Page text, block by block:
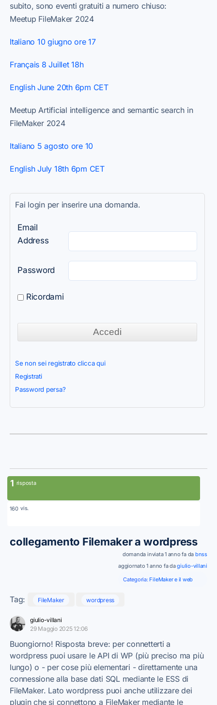
subito, sono eventi gratuiti a numero chiuso:
Meetup FileMaker 2024
Italiano 10 giugno ore 17
Français 8 Juillet 18h
English June 20th 6pm CET
Meetup Artificial intelligence and semantic search in
FileMaker 2024
Italiano 5 agosto ore 10
English July 18th 6pm CET
Fai login per inserire una domanda.
Email
Address
Password
Ricordami
Se non sei registrato clicca qui
Registrati
Password persa?
1 risposta
160 vis.
collegamento Filemaker a wordpress
domanda inviata 1 anno fa da bnss
aggiornato 1 anno fa dagiulio-villani
Categoria: FileMaker e il web
Tag: FileMaker wordpress
giulio-villani
29 Maggio 2025 12:06
Buongiorno! Risposta breve: per connetterti a
wordpress puoi usare le API di WP (più preciso ma più
lungo) o - per cose più elementari - direttamente una
connessione alla base dati SQL mediante le ESS di
FileMaker. Lato wordpress puoi anche utilizzare dei
plugin che si connettono a FileMaker mediante le